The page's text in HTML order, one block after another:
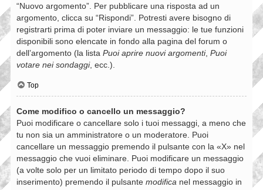
“Nuovo argomento”. Per pubblicare una risposta ad un
argomento, clicca su “Rispondi”. Potresti avere bisogno di
registrarti prima di poter inviare un messaggio: le tue funzioni
disponibili sono elencate in fondo alla pagina del forum o
dell’argomento (la lista Puoi aprire nuovi argomenti, Puoi
votare nei sondaggi, ecc.).
Top
Come modifico o cancello un messaggio?
Puoi modificare o cancellare solo i tuoi messaggi, a meno che
tu non sia un amministratore o un moderatore. Puoi
cancellare un messaggio premendo il pulsante con la «X» nel
messaggio che vuoi eliminare. Puoi modificare un messaggio
(a volte solo per un limitato periodo di tempo dopo il suo
inserimento) premendo il pulsante modifica nel messaggio in